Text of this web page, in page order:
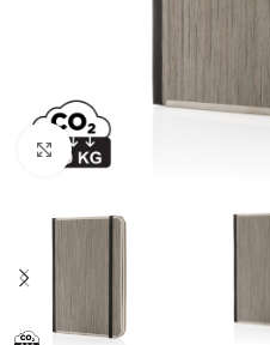
Clique para ampliar